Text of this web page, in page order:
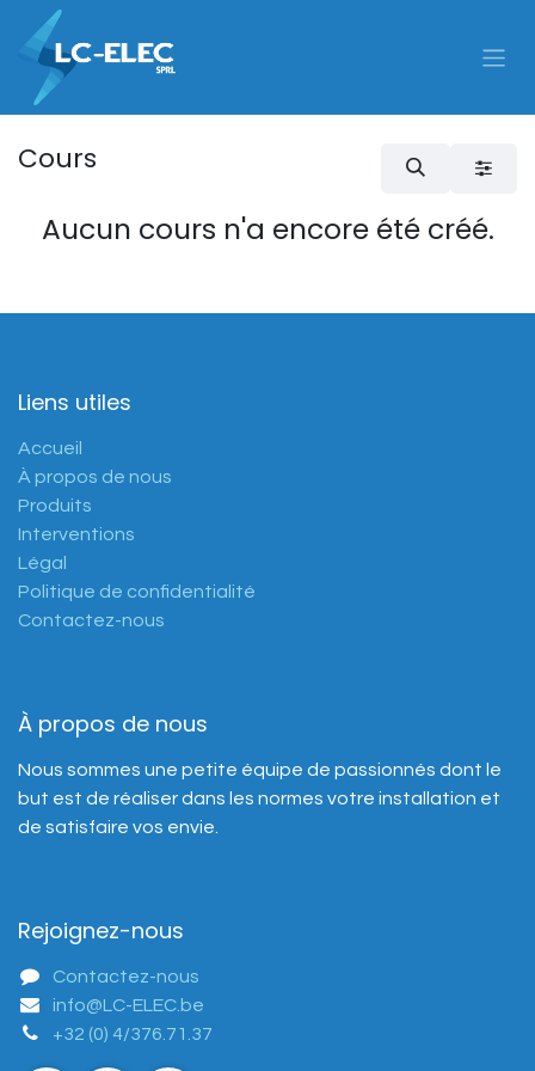
Se rendre au contenu
Cours
Aucun cours n'a encore été créé.
Liens utiles
Accueil
À propos de nous
Produits
Interventions
Légal
Politique de confidentialité
Contactez-nous
À propos de nous
Nous sommes une petite équipe de passionnés dont le
but est de réaliser dans les normes votre installation et
de satisfaire vos envie.
Rejoignez-nous
Contactez-nous
info@LC-ELEC.be
+32 (0) 4/376.71.37